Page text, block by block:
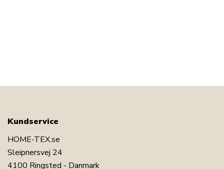
Kundservice
HOME-TEX.se
Sleipnersvej 24
4100 Ringsted - Danmark